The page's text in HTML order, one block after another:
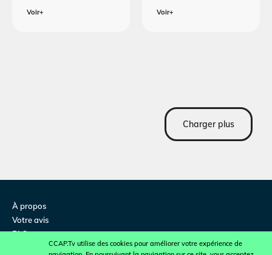
Voir+ Voir+
Charger plus
À propos
Votre avis
FAQ
Contactez-nousCCAP.Tv utilise des cookies pour améliorer votre expérience de